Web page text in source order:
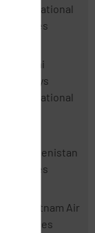
International
Airlines
Thai
Airways
International
Turkmenistan
Airlines
Vietnam Air
Services